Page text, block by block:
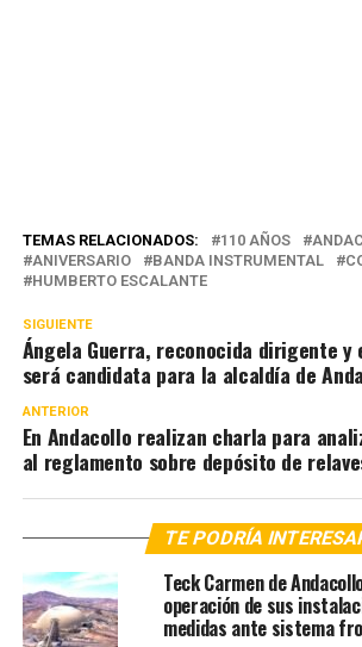
TEMAS RELACIONADOS: 110 AÑOS
ANIVERSARIO
BANDA INSTRUMENTAL
HUMBERTO ESCALANTE
SIGUIENTE
Ángela Guerra, reconocida dirigente y
será candidata para la alcaldía de
ANTERIOR
En Andacollo realizan charla para
al reglamento sobre depósito de
TE PODRÍA
Teck Carmen de
operación de sus
medidas ante sistema